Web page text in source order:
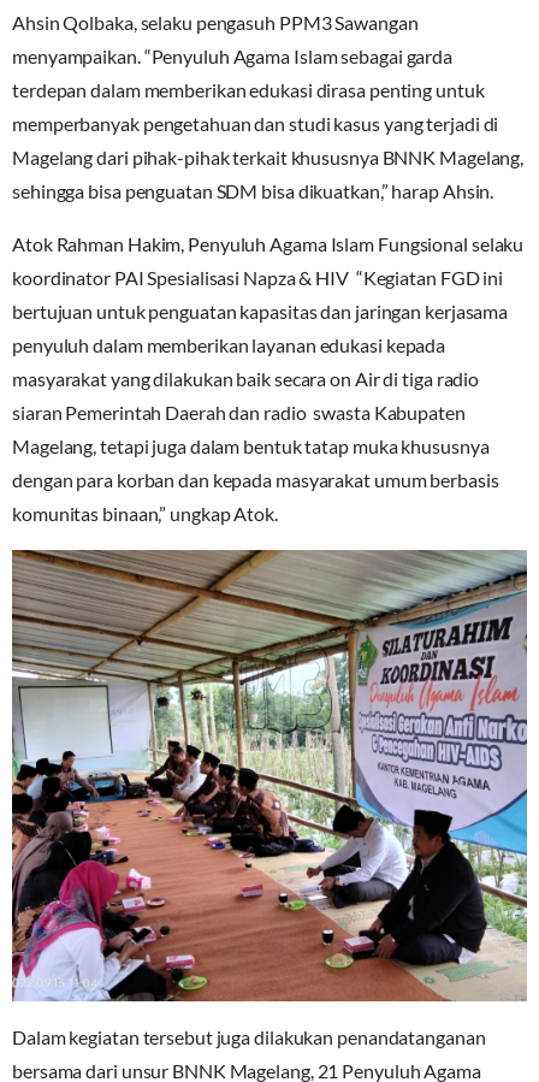
Ahsin Qolbaka, selaku pengasuh PPM3 Sawangan
menyampaikan. “Penyuluh Agama Islam sebagai garda
terdepan dalam memberikan edukasi dirasa penting untuk
memperbanyak pengetahuan dan studi kasus yang terjadi di
Magelang dari pihak-pihak terkait khususnya BNNK Magelang,
sehingga bisa penguatan SDM bisa dikuatkan,” harap Ahsin.
Atok Rahman Hakim, Penyuluh Agama Islam Fungsional selaku
koordinator PAI Spesialisasi Napza & HIV “Kegiatan FGD ini
bertujuan untuk penguatan kapasitas dan jaringan kerjasama
penyuluh dalam memberikan layanan edukasi kepada
masyarakat yang dilakukan baik secara on Air di tiga radio
siaran Pemerintah Daerah dan radio swasta Kabupaten
Magelang, tetapi juga dalam bentuk tatap muka khususnya
dengan para korban dan kepada masyarakat umum berbasis
komunitas binaan,” ungkap Atok.
Dalam kegiatan tersebut juga dilakukan penandatanganan
bersama dari unsur BNNK Magelang, 21 Penyuluh Agama